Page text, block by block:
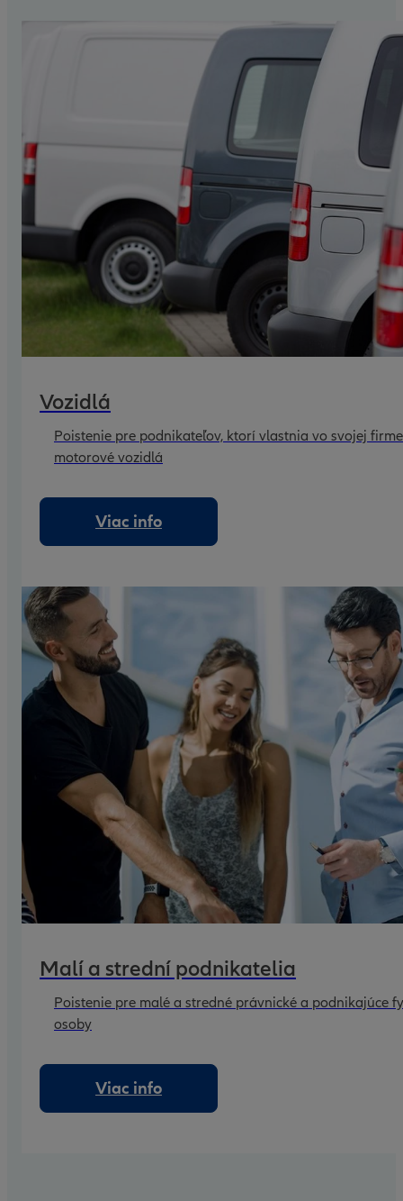
Vozidlá
Poistenie pre podnikateľov, ktorí vlastnia vo svojej firme
motorové vozidlá
Viac info
Malí a strední podnikatelia
Poistenie pre malé a stredné právnické a podnikajúce
osoby
Viac info